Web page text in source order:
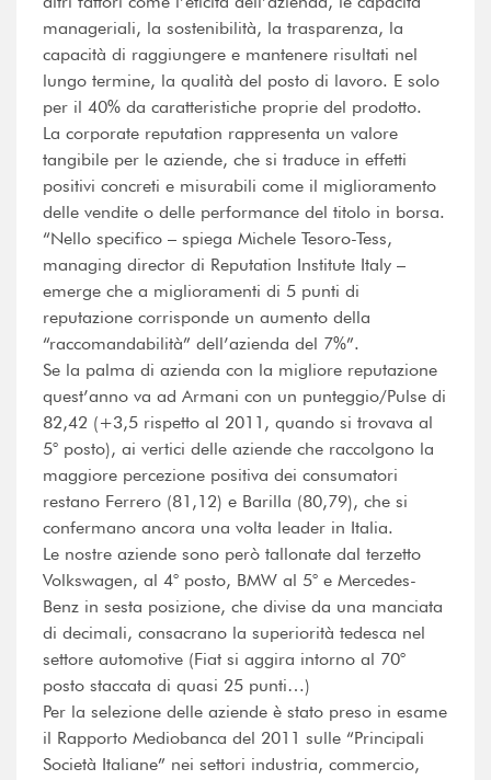
manageriali, la sostenibilità, la trasparenza, la
capacità di raggiungere e mantenere risultati nel
lungo termine, la qualità del posto di lavoro. E solo
per il 40% da caratteristiche proprie del prodotto.
La corporate reputation rappresenta un valore
tangibile per le aziende, che si traduce in effetti
positivi concreti e misurabili come il miglioramento
delle vendite o delle performance del titolo in borsa.
“Nello specifico – spiega Michele Tesoro-Tess,
managing director di Reputation Institute Italy –
emerge che a miglioramenti di 5 punti di
reputazione corrisponde un aumento della
“raccomandabilità” dell’azienda del 7%”.
Se la palma di azienda con la migliore reputazione
quest’anno va ad Armani con un punteggio/Pulse di
82,42 (+3,5 rispetto al 2011, quando si trovava al
5° posto), ai vertici delle aziende che raccolgono la
maggiore percezione positiva dei consumatori
restano Ferrero (81,12) e Barilla (80,79), che si
confermano ancora una volta leader in Italia.
Le nostre aziende sono però tallonate dal terzetto
Volkswagen, al 4° posto, BMW al 5° e Mercedes-
Benz in sesta posizione, che divise da una manciata
di decimali, consacrano la superiorità tedesca nel
settore automotive (Fiat si aggira intorno al 70°
posto staccata di quasi 25 punti…)
Per la selezione delle aziende è stato preso in esame
il Rapporto Mediobanca del 2011 sulle “Principali
Società Italiane” nei settori industria, commercio,